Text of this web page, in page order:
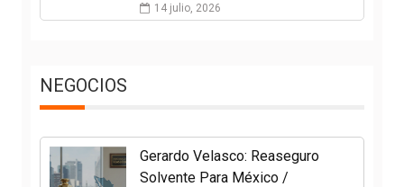
14 julio, 2026
NEGOCIOS
Gerardo Velasco: Reaseguro
Solvente Para México /